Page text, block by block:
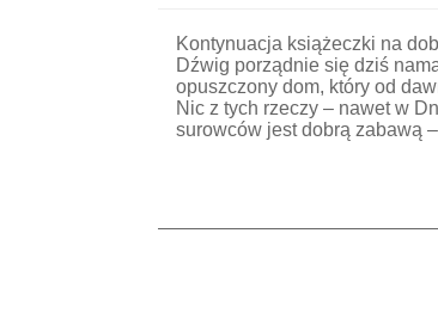
Kontynuacja książeczki na
Dźwig porządnie się dziś
opuszczony dom, który od
Nic z tych rzeczy – nawet w
surowców jest dobrą zabawą